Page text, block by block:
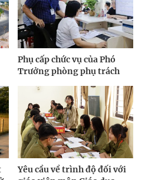
Phụ cấp chức vụ của Phó
Trưởng phòng phụ trách
Yêu cầu về trình độ đối với